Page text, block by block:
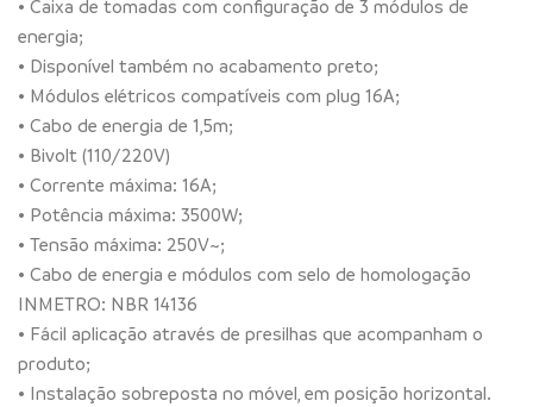
• Caixa de tomadas com configuração de 3 módulos de
energia;
• Disponível também no acabamento preto;
• Módulos elétricos compatíveis com plug 16A;
• Cabo de energia de 1,5m;
• Bivolt (110/220V)
• Corrente máxima: 16A;
• Potência máxima: 3500W;
• Tensão máxima: 250V~;
• Cabo de energia e módulos com selo de homologação
INMETRO: NBR 14136
• Fácil aplicação através de presilhas que acompanham o
produto;
• Instalação sobreposta no móvel, em posição horizontal.